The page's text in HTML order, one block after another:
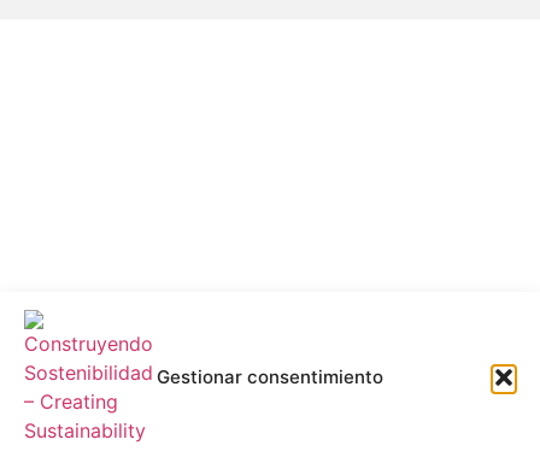
Gestionar consentimiento